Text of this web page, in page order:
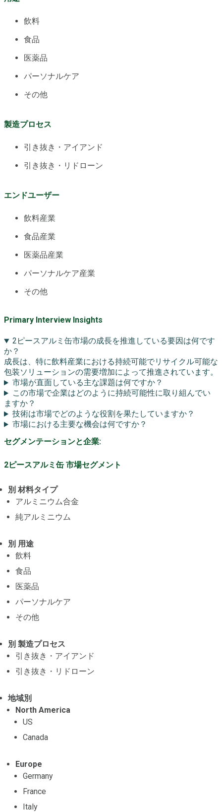
飲料
食品
医薬品
パーソナルケア
その他
製造プロセス
引き抜き・アイアンド
引き抜き・リドローン
エンドユーザー
飲料産業
食品産業
医薬品産業
パーソナルケア産業
その他
Primary Interview Insights
2ピースアルミ缶市場の成長を推進している要因は何です
か？
成長は、特に飲料産業における持続可能でリサイクル可能な
包装ソリューションの需要増加によって推進されています。
市場が直面している主な課題は何ですか？
この市場で企業はどのように持続可能性に取り組んでい
ますか？
技術は市場でどのような役割を果たしていますか？
市場における主要な機会は何ですか？
セグメンテーションと企業:
2ピースアルミ缶 市場セグメント
別 材料タイプ
アルミニウム合金
純アルミニウム
別 用途
飲料
食品
医薬品
パーソナルケア
その他
別 製造プロセス
引き抜き・アイアンド
引き抜き・リドローン
地域別
North America
US
Canada
Europe
Germany
France
Italy